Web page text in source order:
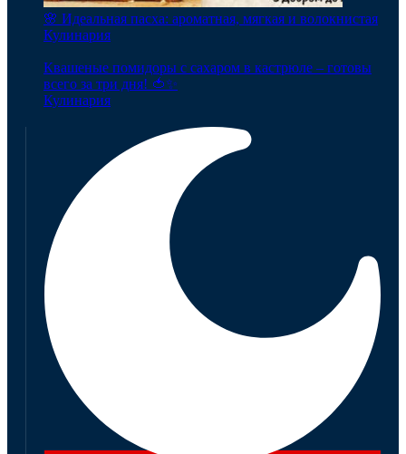
🌸 Идеальная пасха: ароматная, мягкая и волокнистая
Кулинария
Квашеные помидоры с сахаром в кастрюле – готовы
всего за три дня! 🍅✨
Кулинария